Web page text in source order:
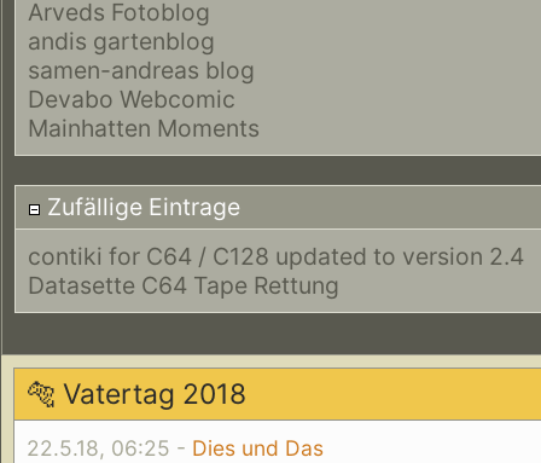
Arveds Fotoblog
andis gartenblog
samen-andreas blog
Devabo Webcomic
Mainhatten Moments
Zufällige Eintrage
contiki for C64 / C128 updated to version 2.4
Datasette C64 Tape Rettung
🐅 Vatertag 2018
22.5.18, 06:25 - Dies und Das